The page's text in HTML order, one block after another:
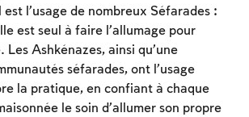
l’usage de nombreux Séfarades :
est seul à faire l’allumage pour
Ashkénazes, ainsi qu’une
séfarades, ont l’usage
la pratique, en confiant à chaque
le soin d’allumer son propre